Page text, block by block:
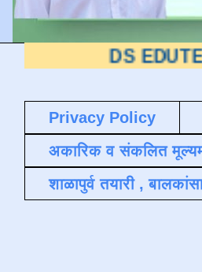
DS EDUTECH या
Privacy Policy
अकारिक व संकलित
शाळापुर्व तयारी ,